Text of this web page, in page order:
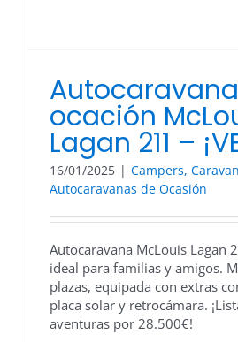
ocación
Lagan 211 –
16/01/2025 | Campers,
Autocaravanas de Ocasión
Autocaravana McLouis Lagan
ideal para familias y amigos.
plazas, equipada con extras
placa solar y retrocámara.
aventuras por 28.500€!